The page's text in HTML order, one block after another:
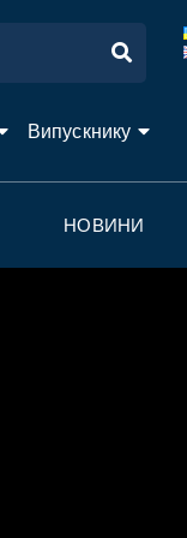
Випускнику
НОВИНИ